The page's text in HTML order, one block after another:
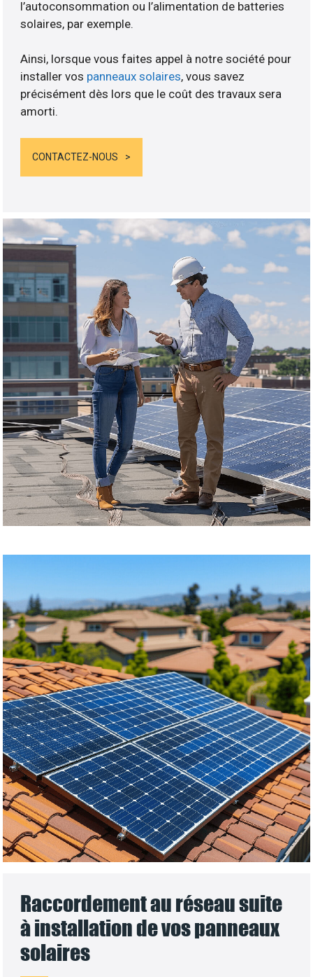
l’autoconsommation ou l’alimentation de batteries
solaires, par exemple.
Ainsi, lorsque vous faites appel à notre société pour
installer vos panneaux solaires, vous savez
précisément dès lors que le coût des travaux sera
amorti.
CONTACTEZ-NOUS
Raccordement au réseau suite
à installation de vos panneaux
solaires